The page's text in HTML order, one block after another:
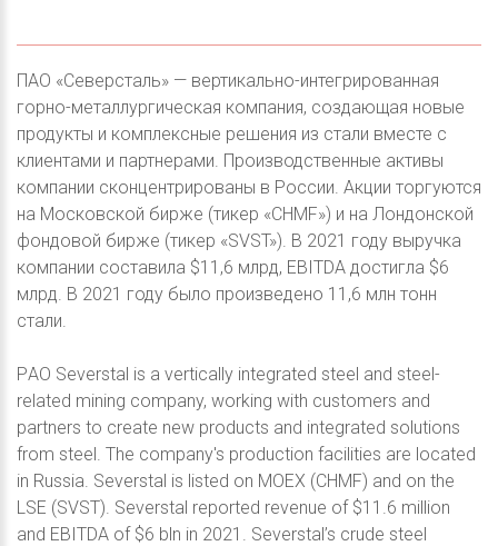
ПАО «Северсталь» — вертикально-интегрированная
горно-металлургическая компания, создающая новые
продукты и комплексные решения из стали вместе с
клиентами и партнерами. Производственные активы
компании сконцентрированы в России. Акции торгуются
на Московской бирже (тикер «CHMF») и на Лондонской
фондовой бирже (тикер «SVST»). В 2021 году выручка
компании составила $11,6 млрд, EBITDA достигла $6
млрд. В 2021 году было произведено 11,6 млн тонн
стали.
PАО Severstal is a vertically integrated steel and steel-
related mining company, working with customers and
partners to create new products and integrated solutions
from steel. The company's production facilities are located
in Russia. Severstal is listed on MOEX (CHMF) and on the
LSE (SVST). Severstal reported revenue of $11.6 million
and EBITDA of $6 bln in 2021. Severstal’s crude steel